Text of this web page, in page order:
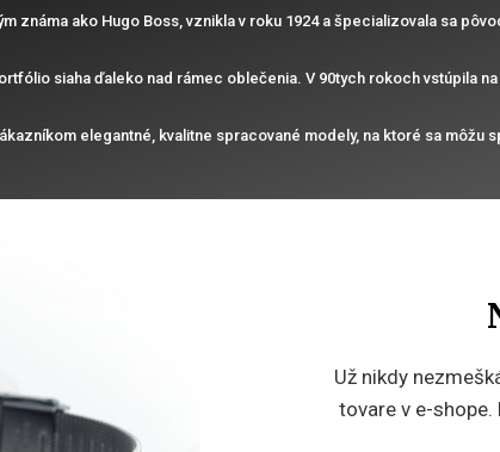
známa ako Hugo Boss, vznikla v roku 1924 a špecializovala sa
siaha ďaleko nad rámec oblečenia. V 90tych rokoch vstúpila
elegantné, kvalitne spracované modely, na ktoré sa môžu
Už nikdy
tovare v e-